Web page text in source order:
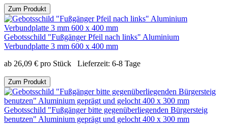
Zum Produkt
Gebotsschild "Fußgänger Pfeil nach links" Aluminium
Verbundplatte 3 mm 600 x 400 mm
ab 26,09 € pro Stück Lieferzeit: 6-8 Tage
Zum Produkt
Gebotsschild "Fußgänger bitte gegenüberliegenden Bürgersteig
benutzen" Aluminium geprägt und gelocht 400 x 300 mm